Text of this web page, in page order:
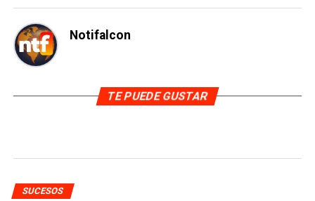
Notifalcon
TE PUEDE GUSTAR
SUCESOS